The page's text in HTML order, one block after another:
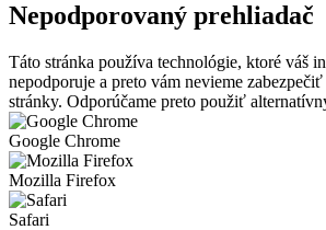
Nepodporovaný prehliadač
Táto stránka používa technológie, ktoré váš
nepodporuje a preto vám nevieme
stránky. Odporúčame preto použiť
Google Chrome
Mozilla Firefox
Safari